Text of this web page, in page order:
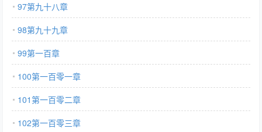
97第九十八章
98第九十九章
99第一百章
100第一百零一章
101第一百零二章
102第一百零三章